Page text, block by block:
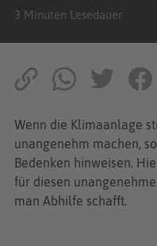
3 Minuten Lesedauer
Wenn die Klimaanlage
unangenehm machen,
Bedenken hinweisen.
für diesen
man Abhilfe schafft.